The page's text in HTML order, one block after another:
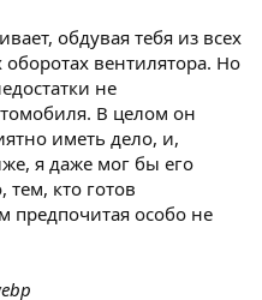
обдувая тебя из всех
вентилятора. Но
не
В целом он
иметь дело, и,
я даже мог бы его
тем, кто готов
предпочитая особо не